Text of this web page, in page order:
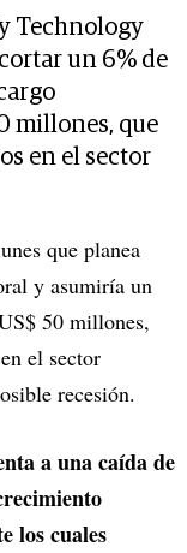
Technology
un 6% de
millones, que
en el sector
que planea
y asumiría un
50 millones,
el sector
recesión.
a una caída de
los cuales